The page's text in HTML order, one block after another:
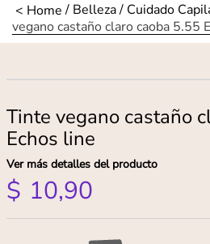
Belleza Cuidado
vegano castaño claro caoba 5.55
Tinte vegano castaño
Echos line
Ver más detalles del producto
$ 10,90